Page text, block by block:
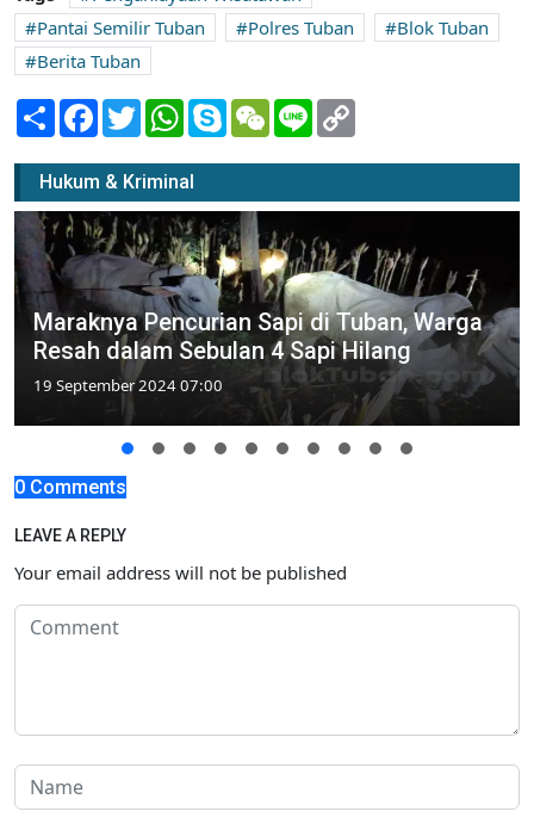
Pantai Semilir Tuban
Polres Tuban
Blok Tuban
Berita Tuban
Share Facebook
TwitterWhatsApp
SkypeWeChatLine
Hukum & Kriminal
Maraknya Pencurian Sapi di Tuban, Warga
Resah dalam Sebulan 4 Sapi Hilang
19 September 2024 07:00
0 Comments
LEAVE A REPLY
Your email address will not be published